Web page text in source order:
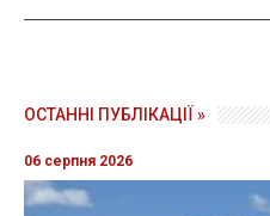
ОСТАННІ ПУБЛІКАЦІЇ »
06 серпня 2026